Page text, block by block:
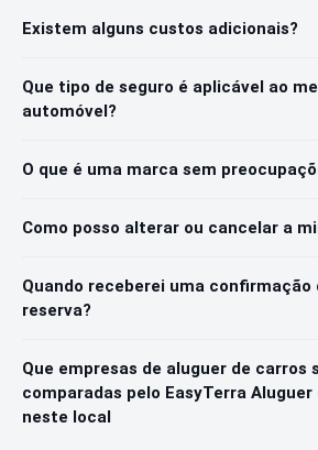
Existem alguns custos adicionais?
Que tipo de seguro é aplicável ao
automóvel?
O que é uma marca sem
Como posso alterar ou cancelar a
Quando receberei uma confirmação
reserva?
Que empresas de aluguer de carros
comparadas pelo EasyTerra Aluguer
neste local